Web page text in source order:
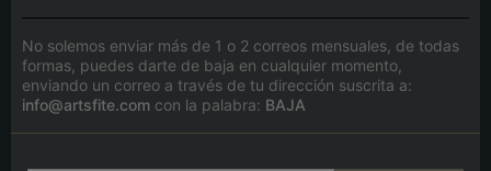
No solemos enviar más de 1 o 2 correos mensuales, de todas
formas, puedes darte de baja en cualquier momento,
enviando un correo a través de tu dirección suscrita a:
info@artsfite.com con la palabra: BAJA